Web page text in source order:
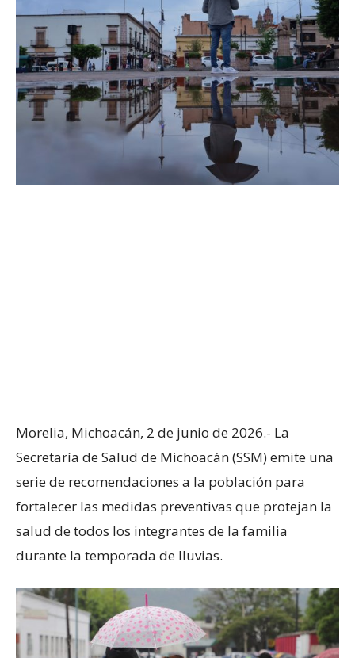
Morelia, Michoacán, 2 de junio de 2026.- La
Secretaría de Salud de Michoacán (SSM) emite una
serie de recomendaciones a la población para
fortalecer las medidas preventivas que protejan la
salud de todos los integrantes de la familia
durante la temporada de lluvias.